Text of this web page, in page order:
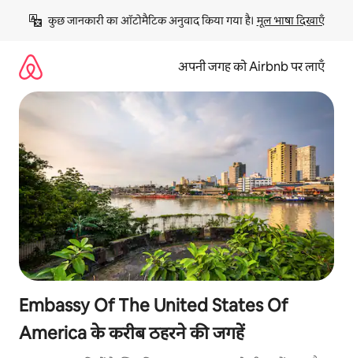
छोड़कर
कॉन्टेंट
कुछ जानकारी का ऑटोमैटिक अनुवाद किया गया है। मूल भाषा दिखाएँ
अपनी जगह को Airbnb पर लाएँ
Embassy Of The United States Of
America के करीब ठहरने की जगहें